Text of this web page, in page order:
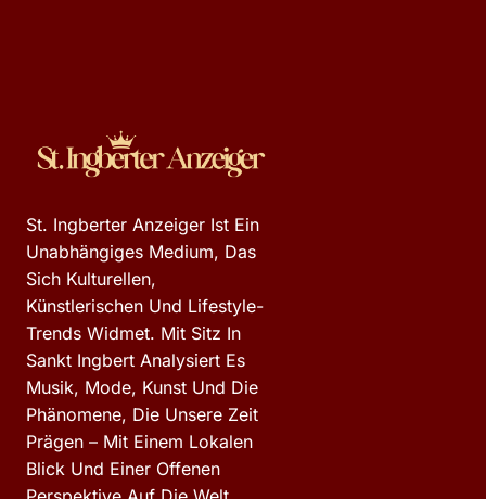
St. Ingberter Anzeiger Ist Ein
Unabhängiges Medium, Das
Sich Kulturellen,
Künstlerischen Und Lifestyle-
Trends Widmet. Mit Sitz In
Sankt Ingbert Analysiert Es
Musik, Mode, Kunst Und Die
Phänomene, Die Unsere Zeit
Prägen – Mit Einem Lokalen
Blick Und Einer Offenen